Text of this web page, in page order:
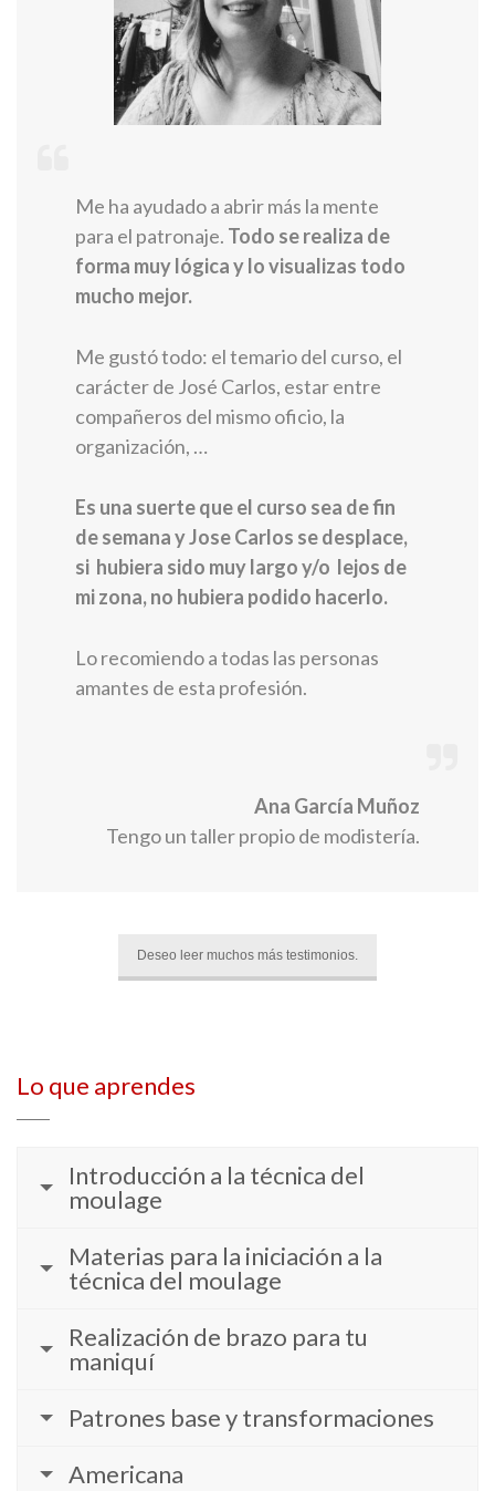
Me ha ayudado a abrir más la mente
para el patronaje. Todo se realiza de
forma muy lógica y lo visualizas todo
mucho mejor.
Me gustó todo: el temario del curso, el
carácter de José Carlos, estar entre
compañeros del mismo oficio, la
organización, …
Es una suerte que el curso sea de fin
de semana y Jose Carlos se desplace,
si hubiera sido muy largo y/o lejos de
mi zona, no hubiera podido hacerlo.
Lo recomiendo a todas las personas
amantes de esta profesión.
Ana García Muñoz
Tengo un taller propio de modistería.
Deseo leer muchos más testimonios.
Lo que aprendes
Introducción a la técnica del
moulage
Materias para la iniciación a la
técnica del moulage
Realización de brazo para tu
maniquí
Patrones base y transformaciones
Americana